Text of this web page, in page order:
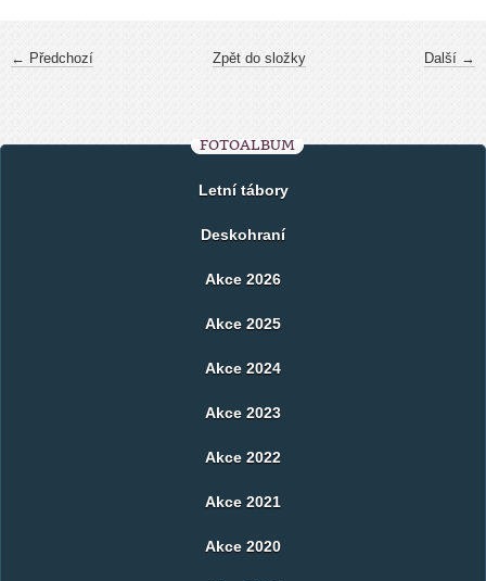
← Předchozí Další →
Zpět do složky
FOTOALBUM
Letní tábory
Deskohraní
Akce 2026
Akce 2025
Akce 2024
Akce 2023
Akce 2022
Akce 2021
Akce 2020